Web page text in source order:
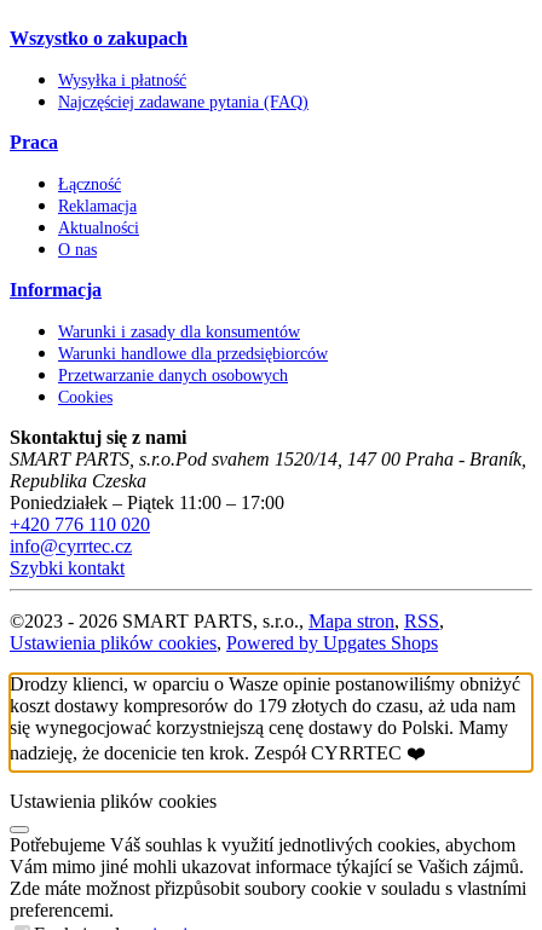
Wszystko o zakupach
Wysyłka i płatność
Najczęściej zadawane pytania (FAQ)
Praca
Łączność
Reklamacja
Aktualności
O nas
Informacja
Warunki i zasady dla konsumentów
Warunki handlowe dla przedsiębiorców
Przetwarzanie danych osobowych
Cookies
Skontaktuj się z nami
SMART PARTS, s.r.o.Pod svahem 1520/14, 147 00 Praha - Braník,
Republika Czeska
Poniedziałek – Piątek 11:00 – 17:00
+420 776 110 020
info@cyrrtec.cz
Szybki kontakt
©2023 - 2026 SMART PARTS, s.r.o., Mapa stron, RSS,
Ustawienia plików cookies, Powered by Upgates Shops
Drodzy klienci, w oparciu o Wasze opinie postanowiliśmy obniżyć
koszt dostawy kompresorów do 179 złotych do czasu, aż uda nam
się wynegocjować korzystniejszą cenę dostawy do Polski. Mamy
nadzieję, że docenicie ten krok. Zespół CYRRTEC ❤️
Ustawienia plików cookies
Potřebujeme Váš souhlas k využití jednotlivých cookies, abychom
Vám mimo jiné mohli ukazovat informace týkající se Vašich zájmů.
Zde máte možnost přizpůsobit soubory cookie v souladu s vlastními
preferencemi.